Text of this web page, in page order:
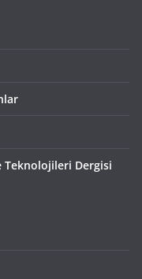
Teknolojileri Dergisi